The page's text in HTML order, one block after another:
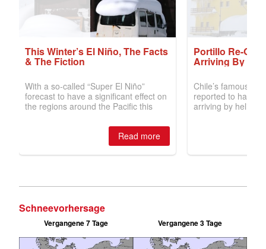
Schneevorhersage
Vergangene 7 Tage Vergangene 3 Tage